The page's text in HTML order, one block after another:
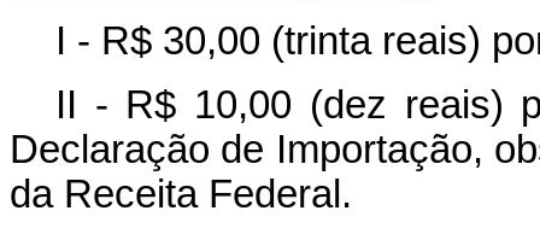
I - R$ 30,00 (trinta reais)
II - R$ 10,00 (dez reais)
Declaração de Importação,
da Receita Federal.